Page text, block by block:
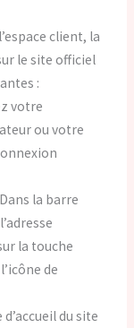
client, la
le site officiel
:
votre
ou votre
Dans la barre
la touche
de
du site